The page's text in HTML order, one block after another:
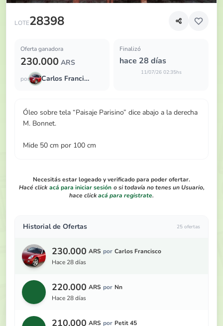
LOTE28398
Óleo sobre tela “Paisaje Parisino” dice abajo a la derecha
Oferta ganadora
230.000 ARS
por Carlos Francisco
Finalizó
hace 28 días
11/07/26 02:35hs
Óleo sobre tela “Paisaje Parisino” dice abajo a la derecha
M. Bonnet.
Mide 50 cm por 100 cm
Necesitás estar logeado y verificado para poder ofertar.
Hacé click acá para iniciar sesión o si todavía no tenes un Usuario,
hace clickacá para registrate.
Historial de Ofertas 25 ofertas
230.000 ARS por Carlos Francisco
hace 28 días
220.000 ARS por Nn
hace 28 días
210.000 ARS por Petit 45